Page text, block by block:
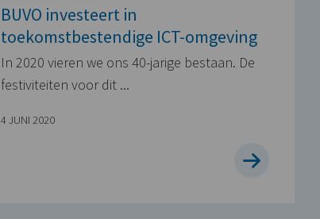
BUVO investeert in
toekomstbestendige ICT-omgeving
In 2020 vieren we ons 40-jarige bestaan. De
festiviteiten voor dit ...
4 JUNI 2020